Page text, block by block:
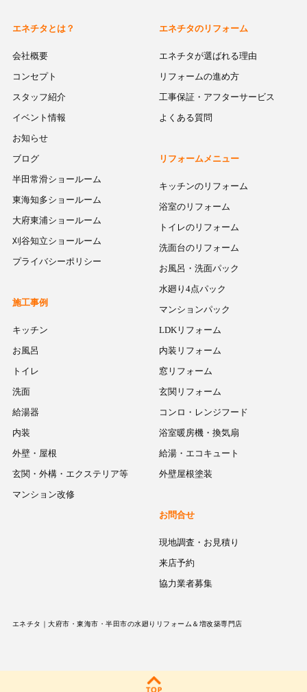
エネチタとは？
会社概要
コンセプト
スタッフ紹介
イベント情報
お知らせ
ブログ
半田常滑ショールーム
東海知多ショールーム
大府東浦ショールーム
刈谷知立ショールーム
プライバシーポリシー
エネチタのリフォーム
エネチタが選ばれる理由
リフォームの進め方
工事保証・アフターサービス
よくある質問
リフォームメニュー
キッチンのリフォーム
浴室のリフォーム
トイレのリフォーム
洗面台のリフォーム
お風呂・洗面パック
水廻り4点パック
マンションパック
LDKリフォーム
内装リフォーム
窓リフォーム
玄関リフォーム
コンロ・レンジフード
浴室暖房機・換気扇
給湯・エコキュート
外壁屋根塗装
施工事例
キッチン
お風呂
トイレ
洗面
給湯器
内装
外壁・屋根
玄関・外構・エクステリア等
マンション改修
お問合せ
現地調査・お見積り
来店予約
協力業者募集
エネチタ｜大府市・東海市・半田市の水廻りリフォーム＆増改築専門店